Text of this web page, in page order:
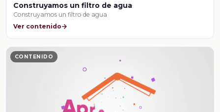
Construyamos un filtro de agua
Construyamos un filtro de agua
Ver contenido
CONTENIDO